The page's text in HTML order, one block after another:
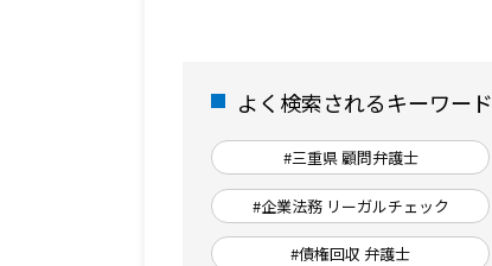
よく検索されるキーワード
#三重県 顧問弁護士
#企業法務 リーガルチェック
#債権回収 弁護士